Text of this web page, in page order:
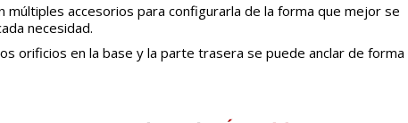
múltiples accesorios para configurarla de la forma que mejor se
necesidad.
orificios en la base y la parte trasera se puede anclar de forma